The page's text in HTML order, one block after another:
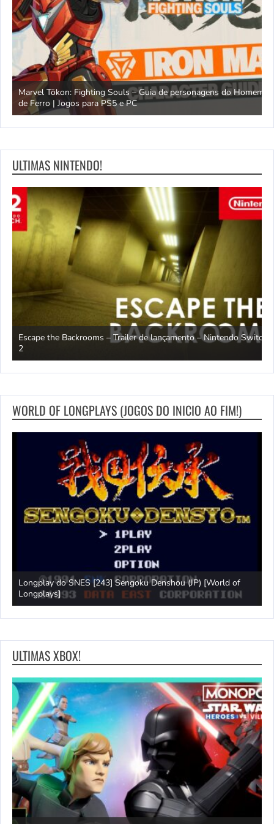
Marvel Tōkon: Fighting Souls – Guia de personagens do Homem
de Ferro | Jogos para PS5 e PC
ULTIMAS NINTENDO!
Escape the Backrooms – Trailer de lançamento – Nintendo Switch
2
WORLD OF LONGPLAYS (JOGOS DO INICIO AO FIM!)
Longplay do SNES [243] Sengoku Denshou (JP) [World of
Longplays]
ULTIMAS XBOX!